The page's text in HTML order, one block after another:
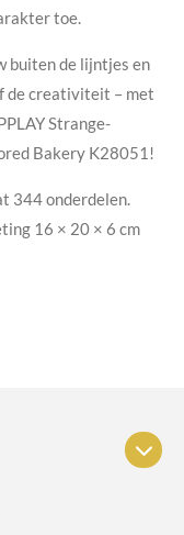
toe.
buiten de lijntjes en
de creativiteit – met
Strange-
Bakery K28051!
344 onderdelen.
16 × 20 × 6 cm